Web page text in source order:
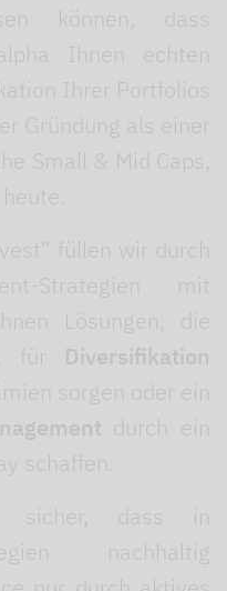
können, dass
Ihnen echten
Ihrer Portfolios
Gründung als einer
Small & Mid Caps,
füllen wir durch
Strategien mit
Lösungen, die
für Diversifikation
sorgen oder ein
durch ein
schaffen.
dass in
nachhaltig